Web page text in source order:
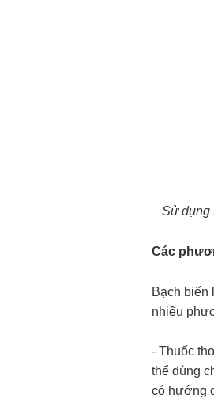
Sử dụng
Các
Bạch biến
nhiều
- Thuốc
thể dùng
có hướng